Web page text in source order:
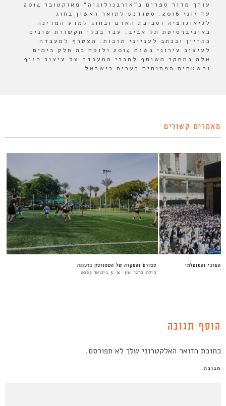
עורך מדור ספרים ב"אורבנולוגיה" מאוקטובר 2014
עד יוני 2016. סטודנט לתואר ראשון בחוג
לגיאוגרפיה וסביבת האדם ובחוג למדע המדינה
באוניברסיטת תל אביב. עבד בכלי תקשורת שונים
כקריין וככתב לענייני תרבות. הצטרף למעבדה
לעיצוב עירוני בשנת 2014 ולוקח בה חלק בימים
אלה במחקר משותף לחברי המעבדה על עיצוב הנוף
והשטחים הפתוחים בערים בישראל
מאמרים קשורים
ספורט והמקרה של הספורטק ברעננה
הילה ברגר און 5 בינואר 2025
הערבי והמוסלמי
הוסף תגובה
כתובת הדואר האלקטרוני שלך לא תפורסם.
תגובה